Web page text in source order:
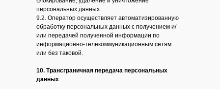
персональных данных.
9.2. Оператор осуществляет автоматизированную
обработку персональных данных с получением и/
или передачей полученной информации по
информационно-телекоммуникационным сетям
или без таковой.
10. Трансграничная передача персональных
данных